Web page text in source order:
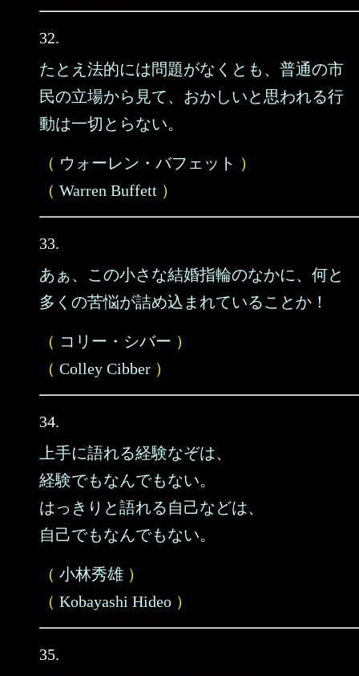
32.
たとえ法的には問題がなくとも、普通の市
民の立場から見て、おかしいと思われる行
動は一切とらない。
（ ウォーレン・バフェット ）
（ Warren Buffett ）
33.
あぁ、この小さな結婚指輪のなかに、何と
多くの苦悩が詰め込まれていることか！
（ コリー・シバー ）
（ Colley Cibber ）
34.
上手に語れる経験なぞは、
経験でもなんでもない。
はっきりと語れる自己などは、
自己でもなんでもない。
（ 小林秀雄 ）
（ Kobayashi Hideo ）
35.